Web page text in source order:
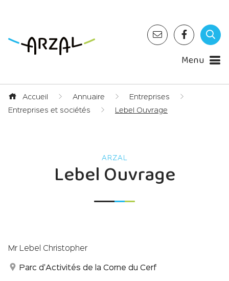
Menu
Accueil Annuaire
Entreprises
Entreprises et sociétés
Lebel Ouvrage
Lebel Ouvrage
Mr Lebel Christopher
Parc d'Activités de la Corne du Cerf